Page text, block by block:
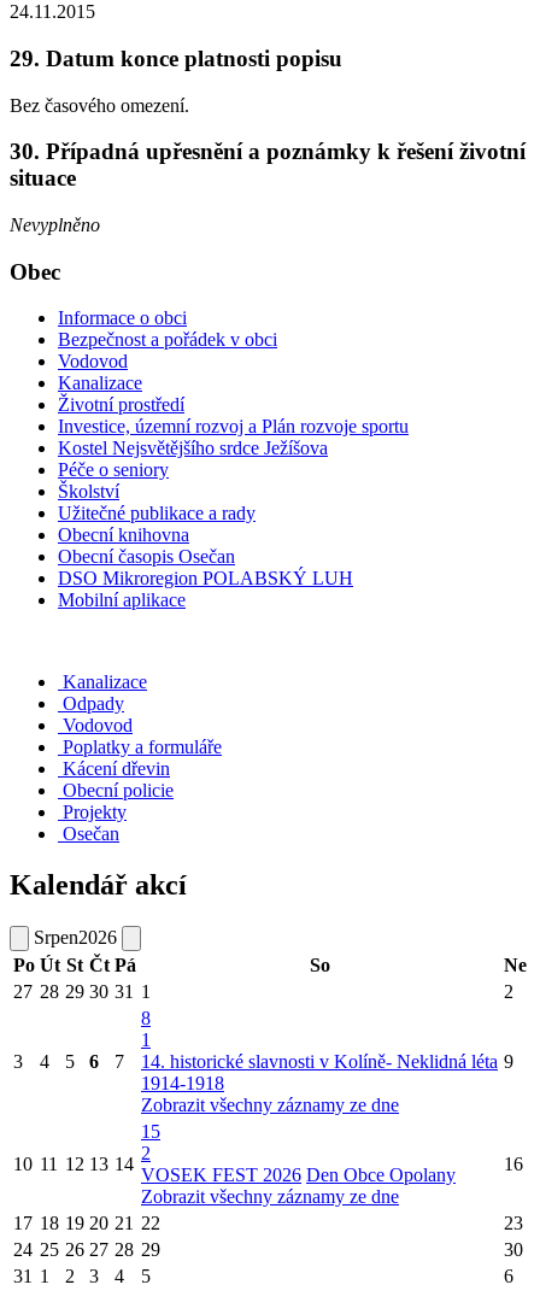
24.11.2015
29. Datum konce platnosti popisu
Bez časového omezení.
30. Případná upřesnění a poznámky k řešení životní
situace
Nevyplněno
Obec
Informace o obci
Bezpečnost a pořádek v obci
Vodovod
Kanalizace
Životní prostředí
Investice, územní rozvoj a Plán rozvoje sportu
Kostel Nejsvětějšího srdce Ježíšova
Péče o seniory
Školství
Užitečné publikace a rady
Obecní knihovna
Obecní časopis Osečan
DSO Mikroregion POLABSKÝ LUH
Mobilní aplikace
Kanalizace
Odpady
Vodovod
Poplatky a formuláře
Kácení dřevin
Obecní policie
Projekty
Osečan
Kalendář akcí
Srpen2026
Po Út St Čt Pá So
Ne
27 28 29 30 31 1 2
3 4 5 6 7
8
1
14. historické slavnosti v Kolíně- Neklidná léta
1914-1918
Zobrazit všechny záznamy ze dne
9
10 11 12 13 14
15
2
VOSEK FEST 2026 Den Obce Opolany
Zobrazit všechny záznamy ze dne
16
17 18 19 20 21 22
23
24 25 26 27 28 29
30
31 1 2 3 4 5 6